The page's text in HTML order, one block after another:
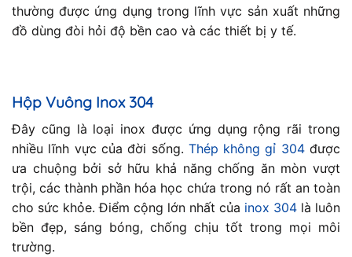
thường được ứng dụng trong lĩnh vực sản xuất những
đồ dùng đòi hỏi độ bền cao và các thiết bị y tế.
Hộp Vuông Inox 304
Đây cũng là loại inox được ứng dụng rộng rãi trong
nhiều lĩnh vực của đời sống. Thép không gỉ 304được
ưa chuộng bởi sở hữu khả năng chống ăn mòn vượt
trội, các thành phần hóa học chứa trong nó rất an toàn
cho sức khỏe. Điểm cộng lớn nhất của inox 304 là luôn
bền đẹp, sáng bóng, chống chịu tốt trong mọi môi
trường.